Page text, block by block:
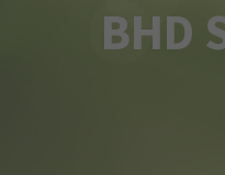
Anmelden
BHD